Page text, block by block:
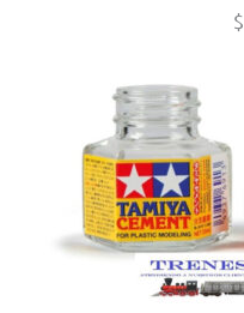
$